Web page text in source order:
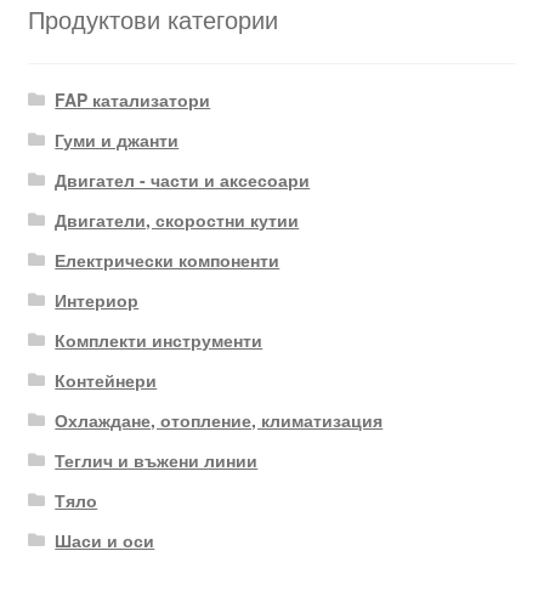
Продуктови категории
FAP катализатори
Гуми и джанти
Двигател - части и аксесоари
Двигатели, скоростни кутии
Електрически компоненти
Интериор
Комплекти инструменти
Контейнери
Охлаждане, отопление, климатизация
Теглич и въжени линии
Тяло
Шаси и оси